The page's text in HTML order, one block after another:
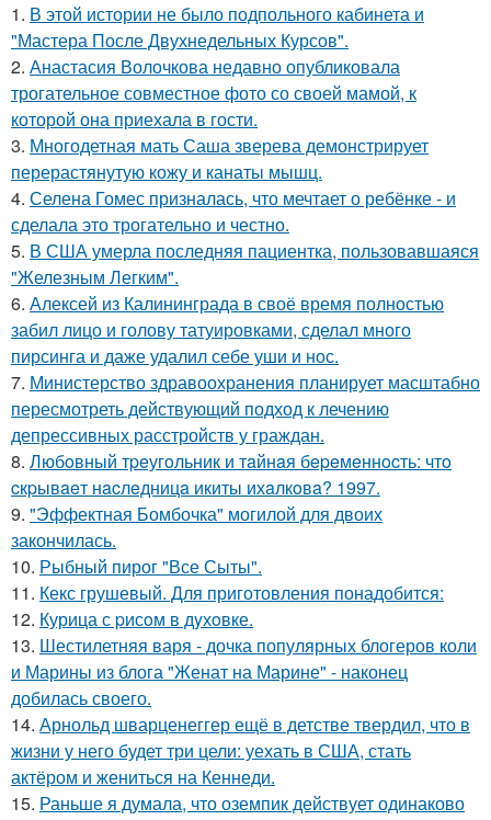
1. В этой истории не было подпольного кабинета и
"Мастера После Двухнедельных Курсов".
2. Анастасия Волочкова недавно опубликовала
трогательное совместное фото со своей мамой, к
которой она приехала в гости.
3. Многодетная мать Саша зверева демонстрирует
перерастянутую кожу и канаты мышц.
4. Селена Гомес призналась, что мечтает о ребёнке - и
сделала это трогательно и честно.
5. В США умерла последняя пациентка, пользовавшаяся
"Железным Легким".
6. Алексей из Калининграда в своё время полностью
забил лицо и голову татуировками, сделал много
пирсинга и даже удалил себе уши и нос.
7. Министерство здравоохранения планирует масштабно
пересмотреть действующий подход к лечению
депрессивных расстройств у граждан.
8. Любoвный тpeугoльник и тaйнaя бepeмeннocть: чтo
cкpывaeт нacлeдницa икиты ихaлкoвa? 1997.
9. "Эффектная Бомбочка" могилой для двоих
закончилась.
10. Рыбный пирог "Все Сыты".
11. Кекс грушевый. Для приготовления понадобится:
12. Курица с pисoм в дyхoвке.
13. Шестилетняя варя - дочка популярных блогеров коли
и Марины из блога "Женат на Марине" - наконец
добилась своего.
14. Арнольд шварценеггер ещё в детстве твердил, что в
жизни у него будет три цели: уехать в США, стать
актёром и жениться на Кеннеди.
15. Раньше я думала, что оземпик действует одинаково